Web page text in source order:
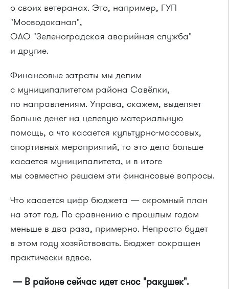
о своих ветеранах. Это, например, ГУП
"Мосводоканал",
ОАО "Зеленоградская аварийная служба"
и другие.
Финансовые затраты мы делим
с муниципалитетом района Савёлки,
по направлениям. Управа, скажем, выделяет
больше денег на целевую материальную
помощь, а что касается культурно-массовых,
спортивных мероприятий, то это дело больше
касается муниципалитета, и в итоге
мы совместно решаем эти финансовые вопросы.
Что касается цифр бюджета — скромный план
на этот год. По сравнению с прошлым годом
меньше в два раза, примерно. Непросто будет
в этом году хозяйствовать. Бюджет сокращен
практически вдвое.
— В районе сейчас идет снос "ракушек".